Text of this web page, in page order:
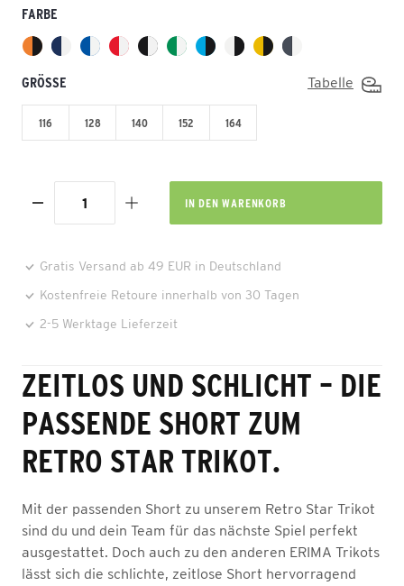
FARBE
GRÖSSE Tabelle
116 128 140 152 164
IN DEN WARENKORB
Gratis Versand ab 49 EUR in Deutschland
Kostenfreie Retoure innerhalb von 30 Tagen
2-5 Werktage Lieferzeit
ZEITLOS UND SCHLICHT – DIE
PASSENDE SHORT ZUM
RETRO STAR TRIKOT.
Mit der passenden Short zu unserem Retro Star Trikot
sind du und dein Team für das nächste Spiel perfekt
ausgestattet. Doch auch zu den anderen ERIMA Trikots
lässt sich die schlichte, zeitlose Short hervorragend